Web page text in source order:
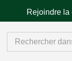
Rejoindre la